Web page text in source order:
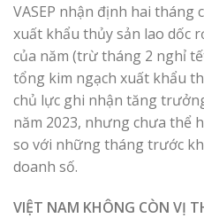
VASEP nhận định hai tháng
xuất khẩu thủy sản lao dốc
của năm (trừ tháng 2 nghỉ
tổng kim ngạch xuất khẩu
chủ lực ghi nhận tăng
năm 2023, nhưng chưa thể
so với những tháng trước
doanh số.
VIỆT NAM KHÔNG CÒN VỊ